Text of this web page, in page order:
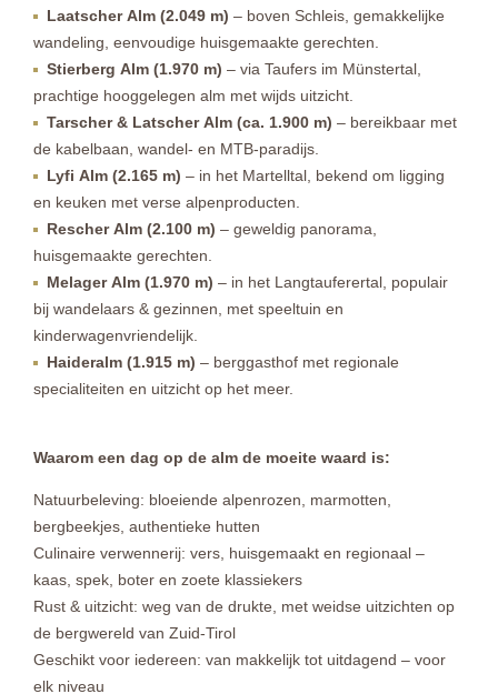
Laatscher Alm (2.049 m) – boven Schleis, gemakkelijke
wandeling, eenvoudige huisgemaakte gerechten.
Stierberg Alm (1.970 m) – via Taufers im Münstertal,
prachtige hooggelegen alm met wijds uitzicht.
Tarscher & Latscher Alm (ca. 1.900 m) – bereikbaar met
de kabelbaan, wandel- en MTB-paradijs.
Lyfi Alm (2.165 m) – in het Martelltal, bekend om ligging
en keuken met verse alpenproducten.
Rescher Alm (2.100 m) – geweldig panorama,
huisgemaakte gerechten.
Melager Alm (1.970 m) – in het Langtauferertal, populair
bij wandelaars & gezinnen, met speeltuin en
kinderwagenvriendelijk.
Haideralm (1.915 m) – berggasthof met regionale
specialiteiten en uitzicht op het meer.
Waarom een dag op de alm de moeite waard is:
Natuurbeleving: bloeiende alpenrozen, marmotten,
bergbeekjes, authentieke hutten
Culinaire verwennerij: vers, huisgemaakt en regionaal –
kaas, spek, boter en zoete klassiekers
Rust & uitzicht: weg van de drukte, met weidse uitzichten op
de bergwereld van Zuid-Tirol
Geschikt voor iedereen: van makkelijk tot uitdagend – voor
elk niveau